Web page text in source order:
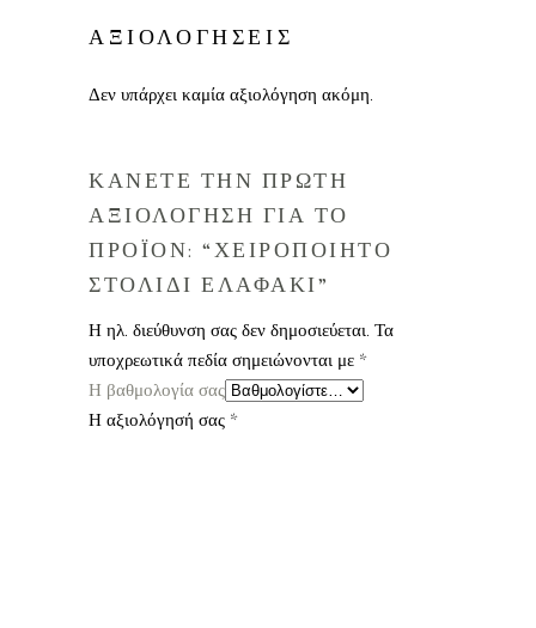
ΑΞΙΟΛΟΓΗΣΕΙΣ
Δεν υπάρχει καμία αξιολόγηση ακόμη.
ΚΑΝΕΤΕ ΤΗΝ ΠΡΩΤΗ
ΑΞΙΟΛΟΓΗΣΗ ΓΙΑ ΤΟ
ΠΡΟΪΟΝ: “ΧΕΙΡΟΠΟΙΗΤΟ
ΣΤΟΛΙΔΙ ΕΛΑΦΑΚΙ”
Η ηλ. διεύθυνση σας δεν δημοσιεύεται. Τα
υποχρεωτικά πεδία σημειώνονται με *
Η βαθμολογία σας
Η αξιολόγησή σας *